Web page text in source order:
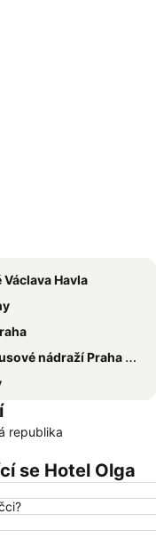
Václava Havla
nádraží Praha Florenc
Praha - Holešovice
Praha
republika
se Hotel Olga